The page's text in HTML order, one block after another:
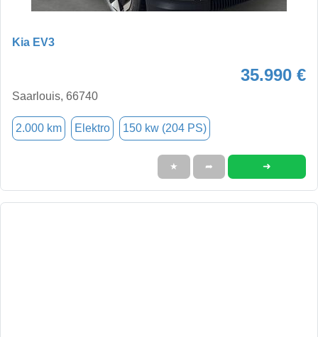
Kia EV3
35.990 €
Saarlouis, 66740
2.000 km Elektro 150 kw (204 PS)
★ ➦ ➜